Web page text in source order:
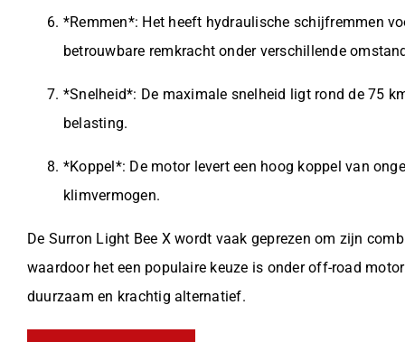
*Remmen*: Het heeft hydraulische schijfremmen
betrouwbare remkracht onder verschillende
*Snelheid*: De maximale snelheid ligt rond de 75
belasting.
*Koppel*: De motor levert een hoog koppel van
klimvermogen.
De Surron Light Bee X wordt vaak geprezen om zijn
waardoor het een populaire keuze is onder off-road
duurzaam en krachtig alternatief.